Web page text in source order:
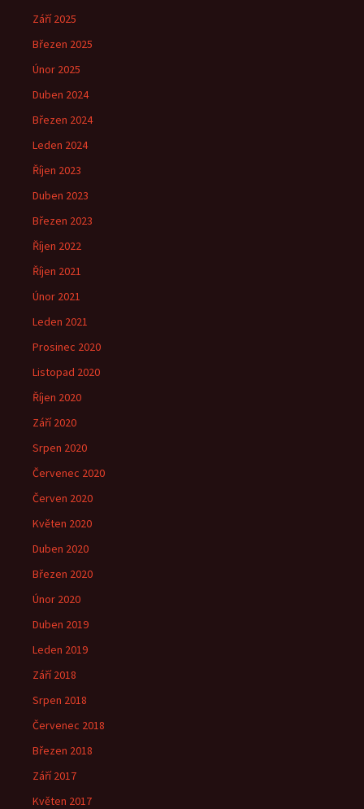
Září 2025
Březen 2025
Únor 2025
Duben 2024
Březen 2024
Leden 2024
Říjen 2023
Duben 2023
Březen 2023
Říjen 2022
Říjen 2021
Únor 2021
Leden 2021
Prosinec 2020
Listopad 2020
Říjen 2020
Září 2020
Srpen 2020
Červenec 2020
Červen 2020
Květen 2020
Duben 2020
Březen 2020
Únor 2020
Duben 2019
Leden 2019
Září 2018
Srpen 2018
Červenec 2018
Březen 2018
Září 2017
Květen 2017